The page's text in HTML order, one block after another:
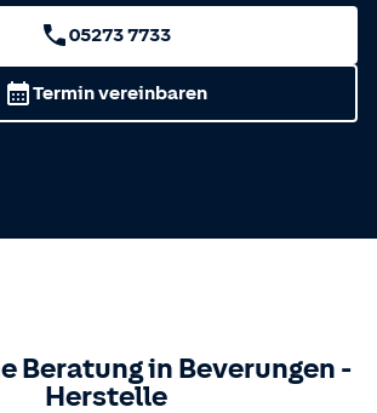
05273 7733
Termin vereinbaren
Beratung in Beverungen -
Herstelle